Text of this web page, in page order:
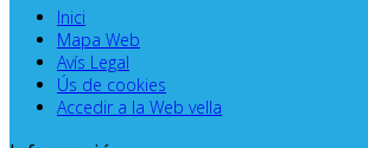
Inici
Mapa Web
Avís Legal
Ús de cookies
Accedir a la Web vella